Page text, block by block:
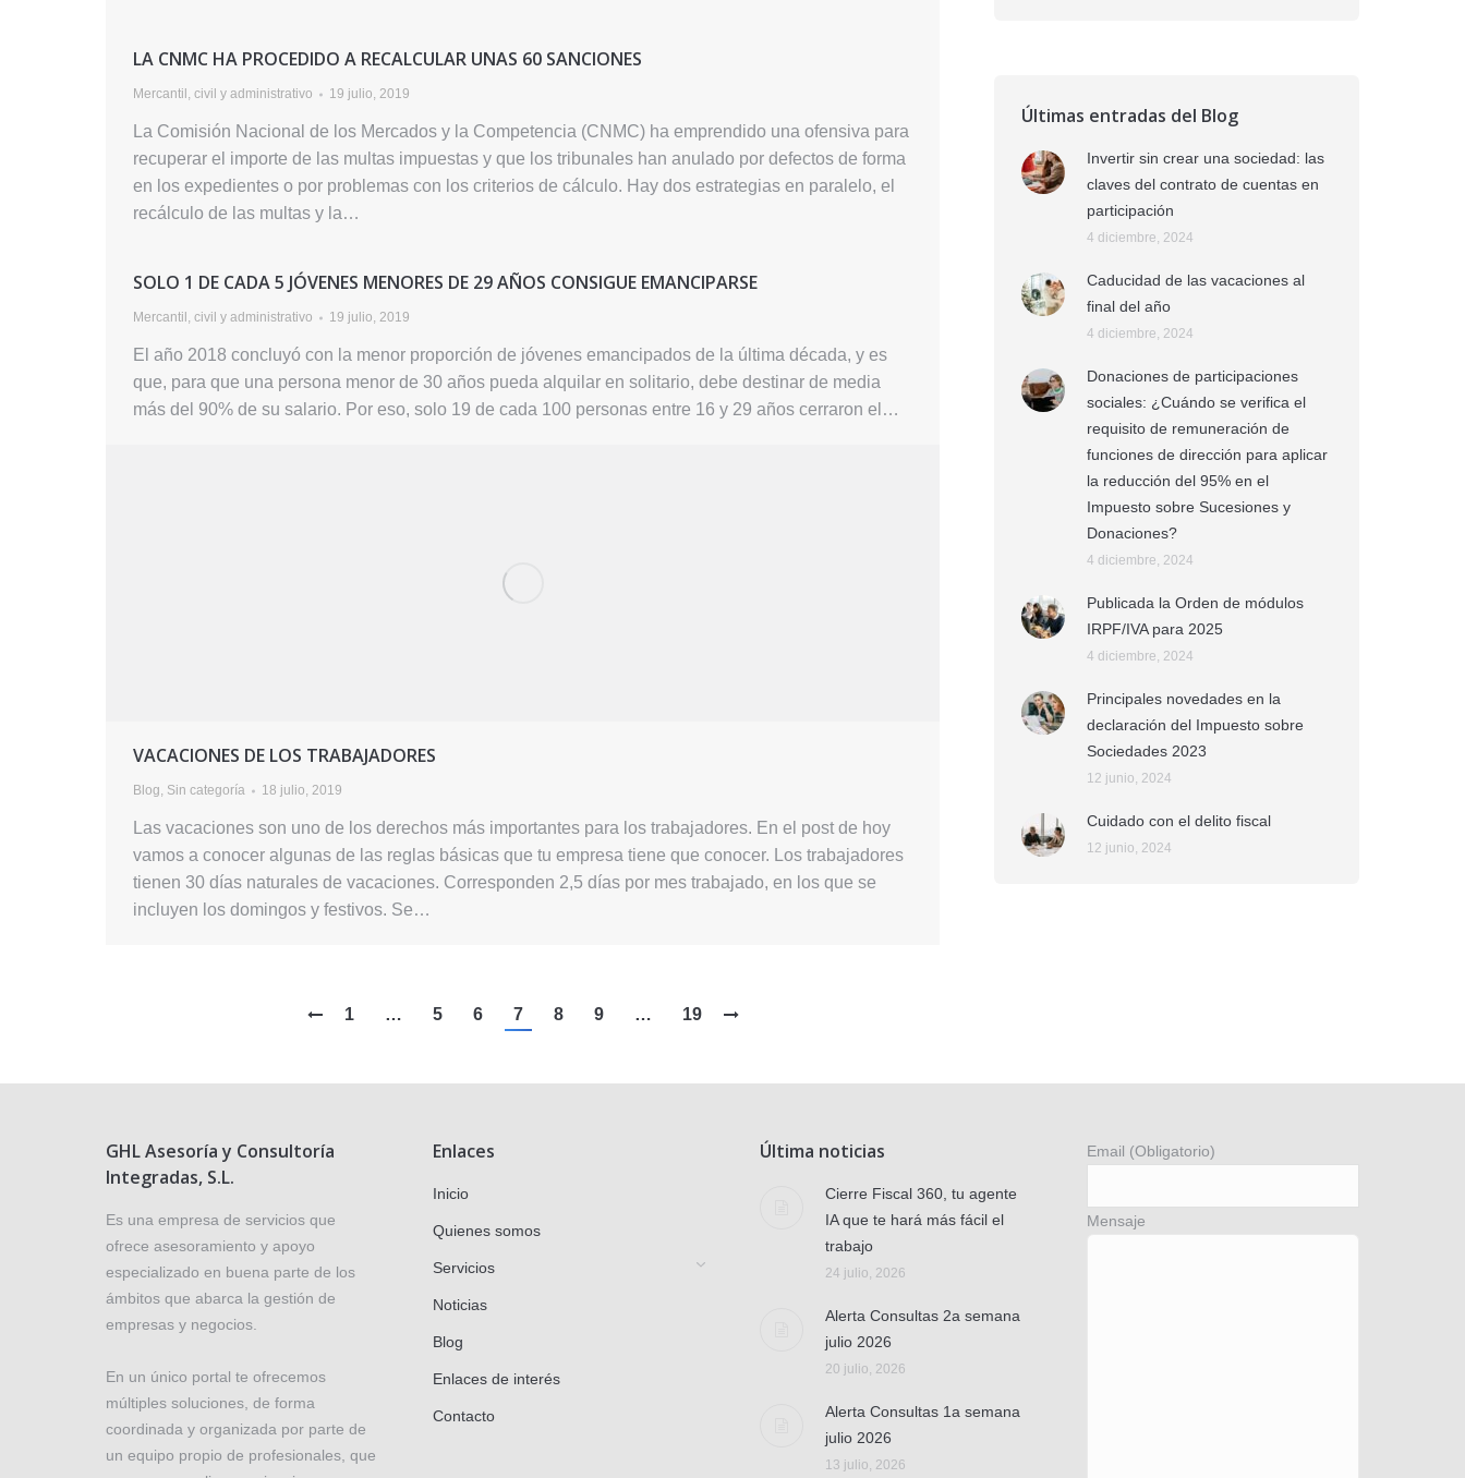
LA CNMC HA PROCEDIDO A RECALCULAR UNAS 60 SANCIONES
Mercantil, civil y administrativo 19 julio, 2019
La Comisión Nacional de los Mercados y la Competencia (CNMC) ha emprendido una ofensiva para
recuperar el importe de las multas impuestas y que los tribunales han anulado por defectos de forma
en los expedientes o por problemas con los criterios de cálculo. Hay dos estrategias en paralelo, el
recálculo de las multas y la…
SOLO 1 DE CADA 5 JÓVENES MENORES DE 29 AÑOS CONSIGUE EMANCIPARSE
Mercantil, civil y administrativo 19 julio, 2019
El año 2018 concluyó con la menor proporción de jóvenes emancipados de la última década, y es
que, para que una persona menor de 30 años pueda alquilar en solitario, debe destinar de media
más del 90% de su salario. Por eso, solo 19 de cada 100 personas entre 16 y 29 años cerraron el…
VACACIONES DE LOS TRABAJADORES
Blog, Sin categoría 18 julio, 2019
Las vacaciones son uno de los derechos más importantes para los trabajadores. En el post de hoy
vamos a conocer algunas de las reglas básicas que tu empresa tiene que conocer. Los trabajadores
tienen 30 días naturales de vacaciones. Corresponden 2,5 días por mes trabajado, en los que se
incluyen los domingos y festivos. Se…
1 … 5 6 7 8 9 … 19
Últimas entradas del Blog
Invertir sin crear una sociedad: las
claves del contrato de cuentas en
participación
4 diciembre, 2024
Caducidad de las vacaciones al
final del año
4 diciembre, 2024
Donaciones de participaciones
sociales: ¿Cuándo se verifica el
requisito de remuneración de
funciones de dirección para aplicar
la reducción del 95% en el
Impuesto sobre Sucesiones y
Donaciones?
4 diciembre, 2024
Publicada la Orden de módulos
IRPF/IVA para 2025
4 diciembre, 2024
Principales novedades en la
declaración del Impuesto sobre
Sociedades 2023
12 junio, 2024
Cuidado con el delito fiscal
12 junio, 2024
GHL Asesoría y Consultoría
Integradas, S.L.
Es una empresa de servicios que
ofrece asesoramiento y apoyo
especializado en buena parte de los
ámbitos que abarca la gestión de
empresas y negocios.
En un único portal te ofrecemos
múltiples soluciones, de forma
coordinada y organizada por parte de
un equipo propio de profesionales, que
Enlaces
Inicio
Quienes somos
Servicios
Noticias
Blog
Enlaces de interés
Contacto
Última noticias
Cierre Fiscal 360, tu agente
IA que te hará más fácil el
trabajo
24 julio, 2026
Alerta Consultas 2a semana
julio 2026
20 julio, 2026
Alerta Consultas 1a semana
julio 2026
13 julio, 2026
Email (Obligatorio)
Mensaje